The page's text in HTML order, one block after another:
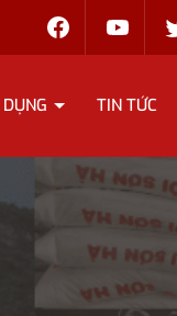
TIN TỨC